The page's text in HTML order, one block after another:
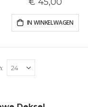
IN WINKELWAGEN